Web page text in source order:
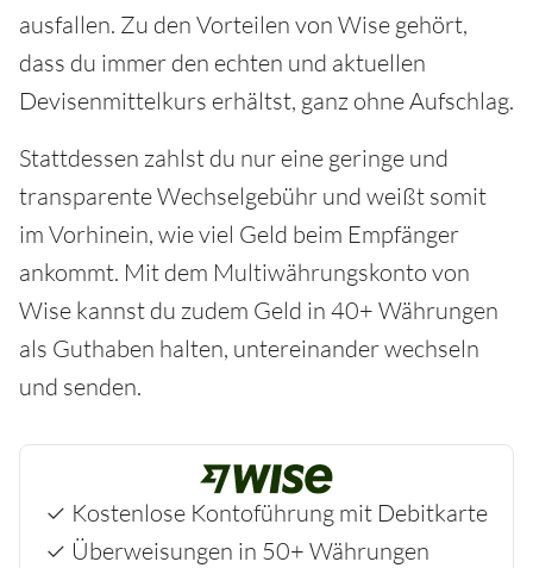
ausfallen. Zu den Vorteilen von Wise gehört,
dass du immer den echten und aktuellen
Devisenmittelkurs erhältst, ganz ohne Aufschlag.
Stattdessen zahlst du nur eine geringe und
transparente Wechselgebühr und weißt somit
im Vorhinein, wie viel Geld beim Empfänger
ankommt. Mit dem Multiwährungskonto von
Wise kannst du zudem Geld in 40+ Währungen
als Guthaben halten, untereinander wechseln
und senden.
✓ Kostenlose Kontoführung mit Debitkarte
✓ Überweisungen in 50+ Währungen